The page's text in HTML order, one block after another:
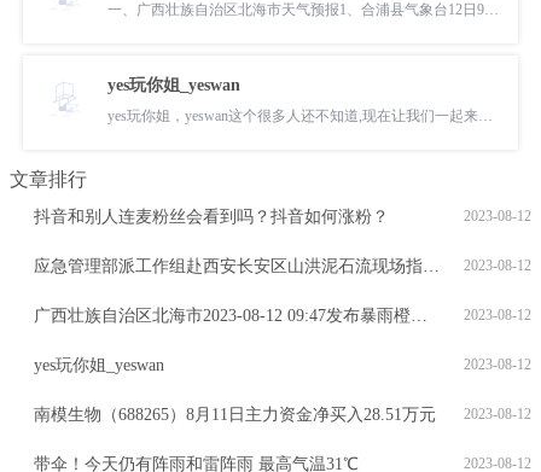
一、广西壮族自治区北海市天气预报1、合浦县气象台12日9时45分发布暴雨
yes玩你姐_yeswan
yes玩你姐，yeswan这个很多人还不知道,现在让我们一起来看看吧！1、到
文章排行
2023-08-12
抖音和别人连麦粉丝会看到吗？抖音如何涨粉？
2023-08-12
应急管理部派工作组赴西安长安区山洪泥石流现场指导救援处置
2023-08-12
广西壮族自治区北海市2023-08-12 09:47发布暴雨橙色预警
2023-08-12
yes玩你姐_yeswan
2023-08-12
南模生物（688265）8月11日主力资金净买入28.51万元
2023-08-12
带伞！今天仍有阵雨和雷阵雨 最高气温31℃